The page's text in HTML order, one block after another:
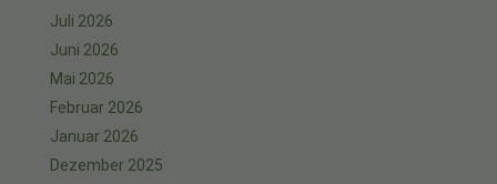
Juli 2026
Juni 2026
Mai 2026
Februar 2026
Januar 2026
Dezember 2025